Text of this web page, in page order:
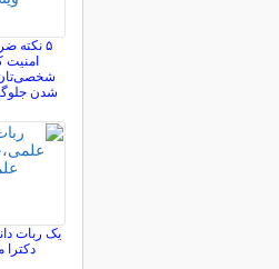
۵ نکته
امنیت
شدن
یک ربات